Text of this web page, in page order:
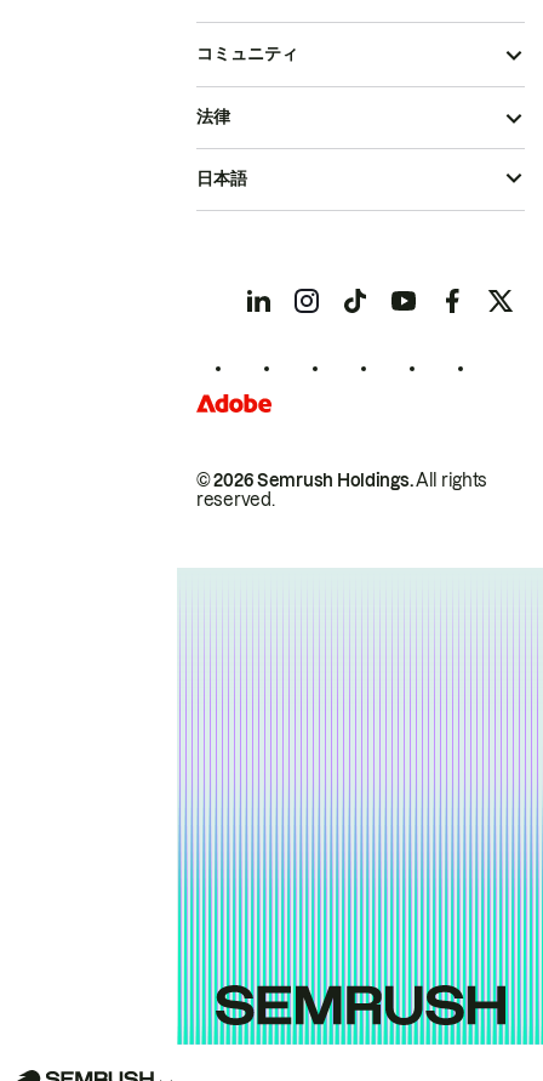
コミュニティ
© 2026 Semrush Holdings.All rights
reserved.
法律
日本語